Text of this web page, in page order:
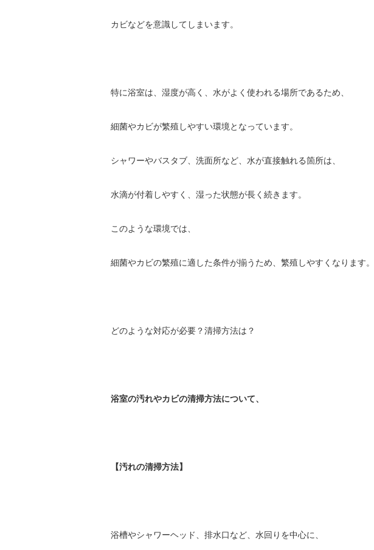
カビなどを意識してしまいます。
特に浴室は、湿度が高く、水がよく使われる場所であるため、
細菌やカビが繁殖しやすい環境となっています。
シャワーやバスタブ、洗面所など、水が直接触れる箇所は、
水滴が付着しやすく、湿った状態が長く続きます。
このような環境では、
細菌やカビの繁殖に適した条件が揃うため、繁殖しやすくなります。
どのような対応が必要？清掃方法は？
浴室の汚れやカビの清掃方法について、
【汚れの清掃方法】
浴槽やシャワーヘッド、排水口など、水回りを中心に、